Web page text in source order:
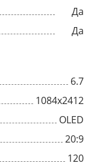
Да
Да
6.7
1084x2412
OLED
20:9
120